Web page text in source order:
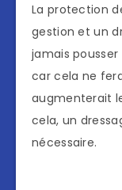
La protection
gestion et un
jamais
car cela ne
augmenterait
cela, un
nécessaire.